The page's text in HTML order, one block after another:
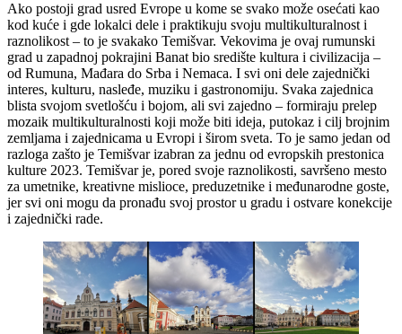
Ako postoji grad usred Evrope u kome se svako može osećati kao
kod kuće i gde lokalci dele i praktikuju svoju multikulturalnost i
raznolikost – to je svakako Temišvar. Vekovima je ovaj rumunski
grad u zapadnoj pokrajini Banat bio središte kultura i civilizacija –
od Rumuna, Mađara do Srba i Nemaca. I svi oni dele zajednički
interes, kulturu, nasleđe, muziku i gastronomiju. Svaka zajednica
blista svojom svetlošću i bojom, ali svi zajedno – formiraju prelep
mozaik multikulturalnosti koji može biti ideja, putokaz i cilj brojnim
zemljama i zajednicama u Evropi i širom sveta. To je samo jedan od
razloga zašto je Temišvar izabran za jednu od evropskih prestonica
kulture 2023. Temišvar je, pored svoje raznolikosti, savršeno mesto
za umetnike, kreativne mislioce, preduzetnike i međunarodne goste,
jer svi oni mogu da pronađu svoj prostor u gradu i ostvare konekcije
i zajednički rade.